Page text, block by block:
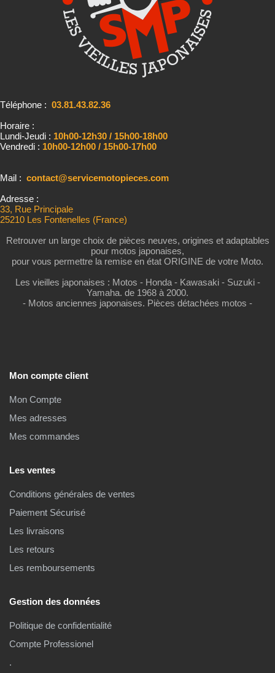
Téléphone : 03.81.43.82.36
Horaire :
Lundi-Jeudi : 10h00-12h30 / 15h00-18h00
Vendredi : 10h00-12h00 / 15h00-17h00
Mail : contact@servicemotopieces.com
Adresse :
33, Rue Principale
25210 Les Fontenelles (France)
Retrouver un large choix de pièces neuves, origines et adaptables
pour motos japonaises,
pour vous permettre la remise en état ORIGINE de votre Moto.
Les vieilles japonaises : Motos - Honda - Kawasaki - Suzuki -
Yamaha. de 1968 à 2000.
- Motos anciennes japonaises. Pièces détachées motos -
Mon compte client
Mon Compte
Mes adresses
Mes commandes
Les ventes
Conditions générales de ventes
Paiement Sécurisé
Les livraisons
Les retours
Les remboursements
Gestion des données
Politique de confidentialité
Compte Professionel
.